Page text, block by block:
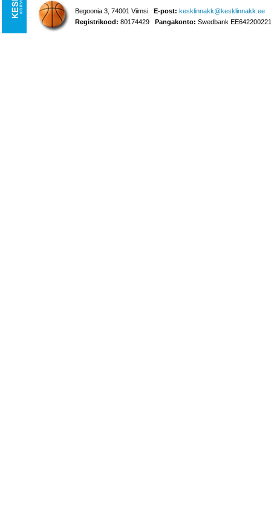
Begoonia 3, 74001 Viimsi E-post: kesklinnakk@kesklinnakk.ee
Registrikood: 80174429 Pangakonto: Swedbank